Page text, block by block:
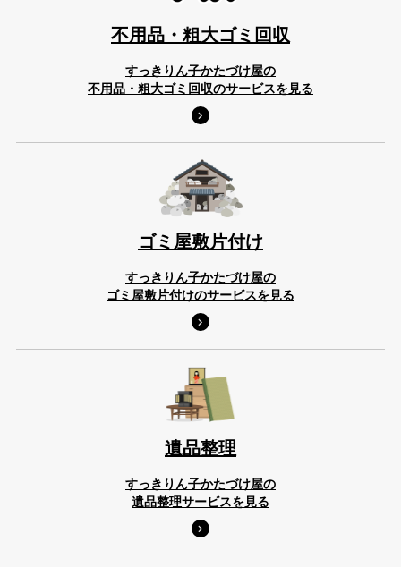
不用品・粗大ゴミ回収
すっきりん子かたづけ屋の
不用品・粗大ゴミ回収のサービスを見る
ゴミ屋敷片付け
すっきりん子かたづけ屋の
ゴミ屋敷片付けのサービスを見る
遺品整理
すっきりん子かたづけ屋の
遺品整理サービスを見る